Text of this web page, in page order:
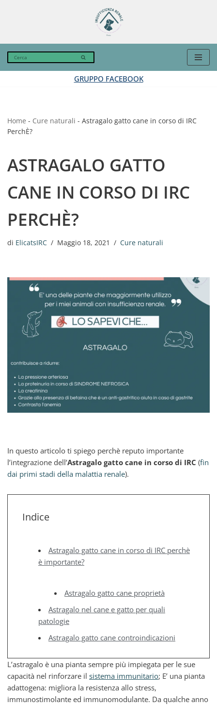
contenuto
GRUPPO FACEBOOK
Home - Cure naturali - Astragalo gatto cane in corso di IRC
PerchÈ?
ASTRAGALO GATTO
CANE IN CORSO DI IRC
PERCHÈ?
di ElicatsIRC Maggio 18, 2021 Cure naturali
In questo articolo ti spiego perchè reputo importante
l’integrazione dell’Astragalo gatto cane in corso di IRC (fin
dai primi stadi della malattia renale).
Indice
Astragalo gatto cane in corso di IRC perchè
è importante?
Astragalo gatto cane proprietà
Astragalo nel cane e gatto per quali
patologie
Astragalo gatto cane controindicazioni
L’astragalo è una pianta sempre più impiegata per le sue
capacità nel rinforzare il sistema immunitario; E’ una pianta
adattogena: migliora la resistenza allo stress,
immunostimolante ed immunomodulante. Da qualche anno